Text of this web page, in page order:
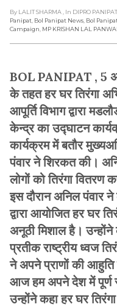
By LALIT SHARMA , In DIPRO
Panipat Bol Panipat News Bol
Campaign MP KRISHAN LAL
BOL PANIPAT , 5
के तहत हर घर तिरंगा
आपूर्ति विभाग द्वारा
केन्द्र का उद्घाटन
कार्यक्रम में बतौर
पंवार ने शिरकत की।
लोगों को तिरंगा वितरण
इस दौरान अनिल पंवार
द्वारा आयोजित हर घर
अनूठी मिशाल है।
प्रतीक राष्ट्रीय ध्वज
ने अपने प्राणों की आहुति
आज हम अपने देश में पूर्ण
उन्होंने कहा हर घर